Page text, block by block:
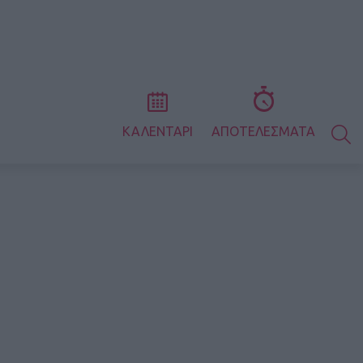
ΚΑΛΕΝΤΑΡΙ ΑΠΟΤΕΛΕΣΜΑΤΑ